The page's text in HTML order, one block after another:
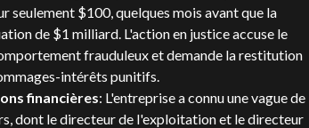
seulement $100, quelques mois avant que la
de $1 milliard. L'action en justice accuse le
frauduleux et demande la restitution
intérêts punitifs.
financières: L'entreprise a connu une vague de
dont le directeur de l'exploitation et le directeur